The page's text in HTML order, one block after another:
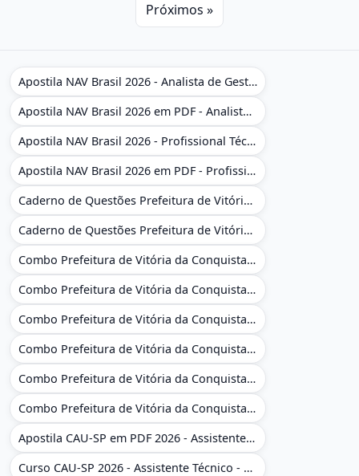
Próximos »
Apostila NAV Brasil 2026 - Analista de Gestão
Apostila NAV Brasil 2026 em PDF - Analista de Gestão
Apostila NAV Brasil 2026 - Profissional Técnico de Navegação Aérea - Operador de Torre de Controle
Apostila NAV Brasil 2026 em PDF - Profissional Técnico de Navegação Aérea - Operador de Torre de Controle
Caderno de Questões Prefeitura de Vitória da Conquista - BA - Conhecimentos Gerais - 450 Questões Gabaritadas
Caderno de Questões Prefeitura de Vitória da Conquista em PDF - BA - Conhecimentos Gerais - 450 Questões Gabaritadas
Combo Prefeitura de Vitória da Conquista - BA 2026 - Monitor Escolar (Educação Infantil e Cobertura das AC'S)
Combo Prefeitura de Vitória da Conquista - BA 2026 - Monitor Escolar (Educação Infantil e Cobertura das AC'S)
Combo Prefeitura de Vitória da Conquista - BA 2026 - Monitor Escolar (Suporte às Crianças com Deficiência)
Combo Prefeitura de Vitória da Conquista - BA 2026 - Monitor Escolar (Suporte às Crianças com Deficiência)
Combo Prefeitura de Vitória da Conquista - BA 2026 - Pedagogo - Zona Urbana e/ou Rural
Combo Prefeitura de Vitória da Conquista - BA 2026 - Pedagogo - Zona Urbana e/ou Rural
Apostila CAU-SP em PDF 2026 - Assistente Técnico - Administrativo
Curso CAU-SP 2026 - Assistente Técnico - Administrativo e Administrativo Regional